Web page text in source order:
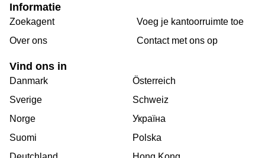
Informatie
Zoekagent
Over ons
Voeg je kantoorruimte toe
Сontact met ons op
Vind ons in
Danmark
Sverige
Norge
Suomi
Österreich
Schweiz
Україна
Polska